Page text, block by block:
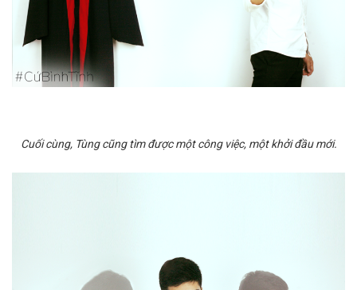
Cuối cùng, Tùng cũng tìm được một công việc, một khởi đầu mới.